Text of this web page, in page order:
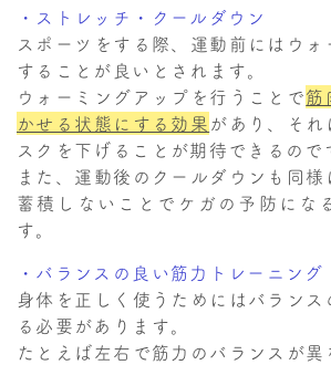
・ストレッチ・クールダウン
スポーツをする際、運動前にはウ
することが良いとされます。
ウォーミングアップを行うことで筋
かせる状態にする効果があり、それ
スクを下げることが期待できるので
また、運動後のクールダウンも同
蓄積しないことでケガの予防にな
す。
・バランスの良い筋力トレーニング
身体を正しく使うためにはバランス
る必要があります。
たとえば左右で筋力のバランスが異